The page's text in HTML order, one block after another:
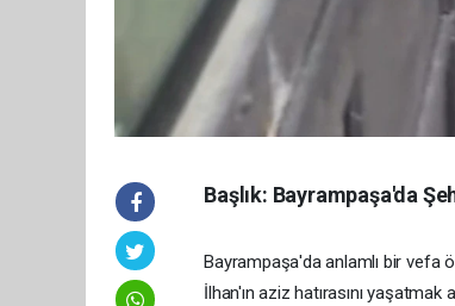
Başlık: Bayrampaşa'da
Bayrampaşa'da anlamlı bir vefa
İlhan'ın aziz hatırasını